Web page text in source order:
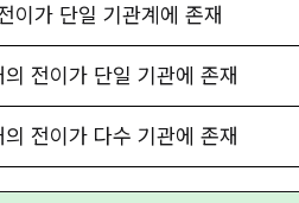
가 단일 기관계에 존재
전이가 단일 기관에 존재
전이가 다수 기관에 존재